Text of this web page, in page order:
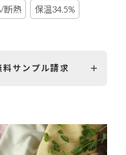
断熱 保温34.5%
料サンプル請求